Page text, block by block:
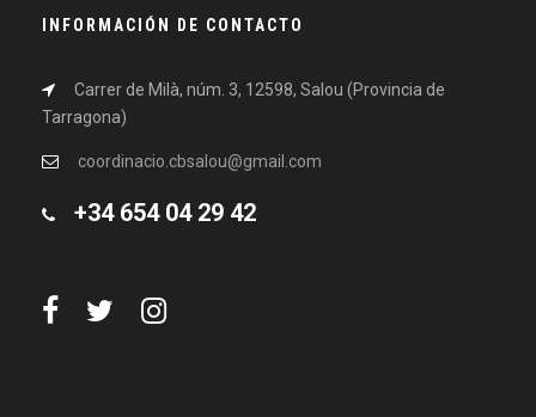
INFORMACIÓN DE CONTACTO
Carrer de Milà, núm. 3, 12598, Salou (Provincia de
Tarragona)
coordinacio.cbsalou@gmail.com
+34 654 04 29 42